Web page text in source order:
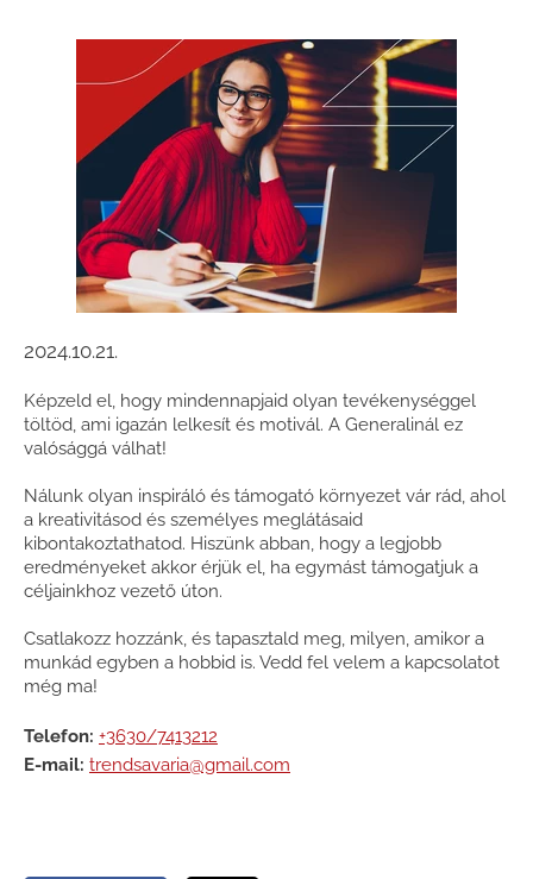
2024.10.21.
Képzeld el, hogy mindennapjaid olyan tevékenységgel
töltöd, ami igazán lelkesít és motivál. A Generalinál ez
valósággá válhat!
Nálunk olyan inspiráló és támogató környezet vár rád, ahol
a kreativitásod és személyes meglátásaid
kibontakoztathatod. Hiszünk abban, hogy a legjobb
eredményeket akkor érjük el, ha egymást támogatjuk a
céljainkhoz vezető úton.
Csatlakozz hozzánk, és tapasztald meg, milyen, amikor a
munkád egyben a hobbid is. Vedd fel velem a kapcsolatot
még ma!
Telefon: +3630/7413212
E-mail: trendsavaria@gmail.com